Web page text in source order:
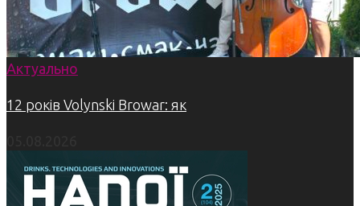
Актуально
12 років Volynski Browar: як